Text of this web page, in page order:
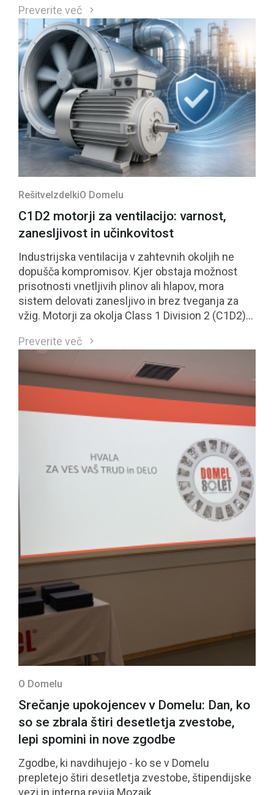
ocenjene inovacije regije in bo kandidirala tudi za
nacionalno priznanje GZS.
Preverite več
RešitveIzdelkiO Domelu
C1D2 motorji za ventilacijo: varnost,
zanesljivost in učinkovitost
Industrijska ventilacija v zahtevnih okoljih ne
dopušča kompromisov. Kjer obstaja možnost
prisotnosti vnetljivih plinov ali hlapov, mora
sistem delovati zanesljivo in brez tveganja za
vžig. Motorji za okolja Class 1 Division 2 (C1D2)
Preverite več
O Domelu
Srečanje upokojencev v Domelu: Dan, ko
so se zbrala štiri desetletja zvestobe,
lepi spomini in nove zgodbe
Zgodbe, ki navdihujejo - ko se v Domelu
prepletejo štiri desetletja zvestobe, štipendijske
vezi in interna revija Mozaik.